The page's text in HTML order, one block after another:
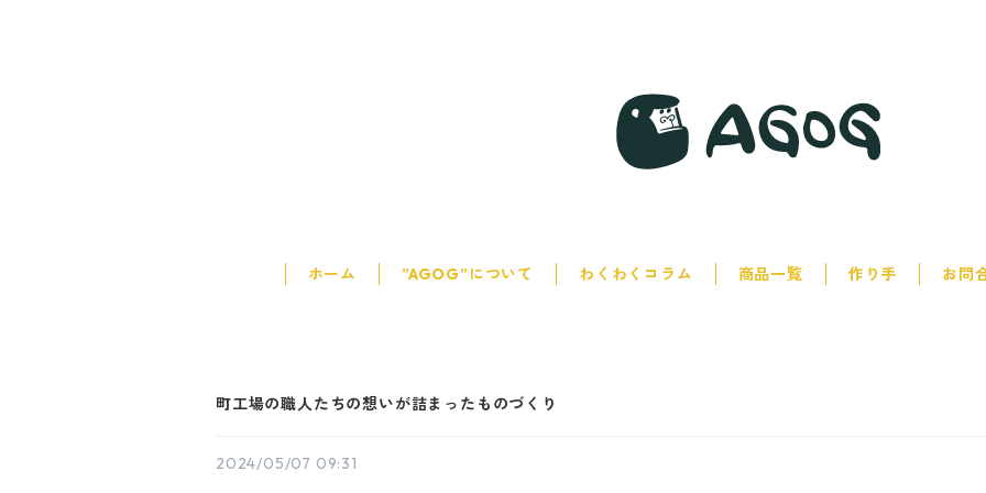
ホーム ”AGOG”について わくわくコラム 商品一覧 作り手 お問
町工場の職人たちの想いが詰まったものづくり
2024/05/07 09:31